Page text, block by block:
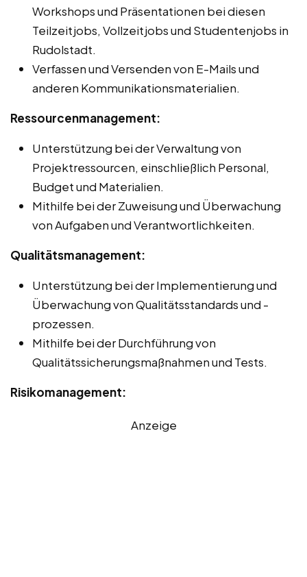
Workshops und Präsentationen bei diesen
Teilzeitjobs, Vollzeitjobs und Studentenjobs in
Rudolstadt.
Verfassen und Versenden von E-Mails und
anderen Kommunikationsmaterialien.
Ressourcenmanagement:
Unterstützung bei der Verwaltung von
Projektressourcen, einschließlich Personal,
Budget und Materialien.
Mithilfe bei der Zuweisung und Überwachung
von Aufgaben und Verantwortlichkeiten.
Qualitätsmanagement:
Unterstützung bei der Implementierung und
Überwachung von Qualitätsstandards und -
prozessen.
Mithilfe bei der Durchführung von
Qualitätssicherungsmaßnahmen und Tests.
Risikomanagement:
Anzeige